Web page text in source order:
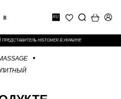
RU
HISTOMER В УКРАИНЕ